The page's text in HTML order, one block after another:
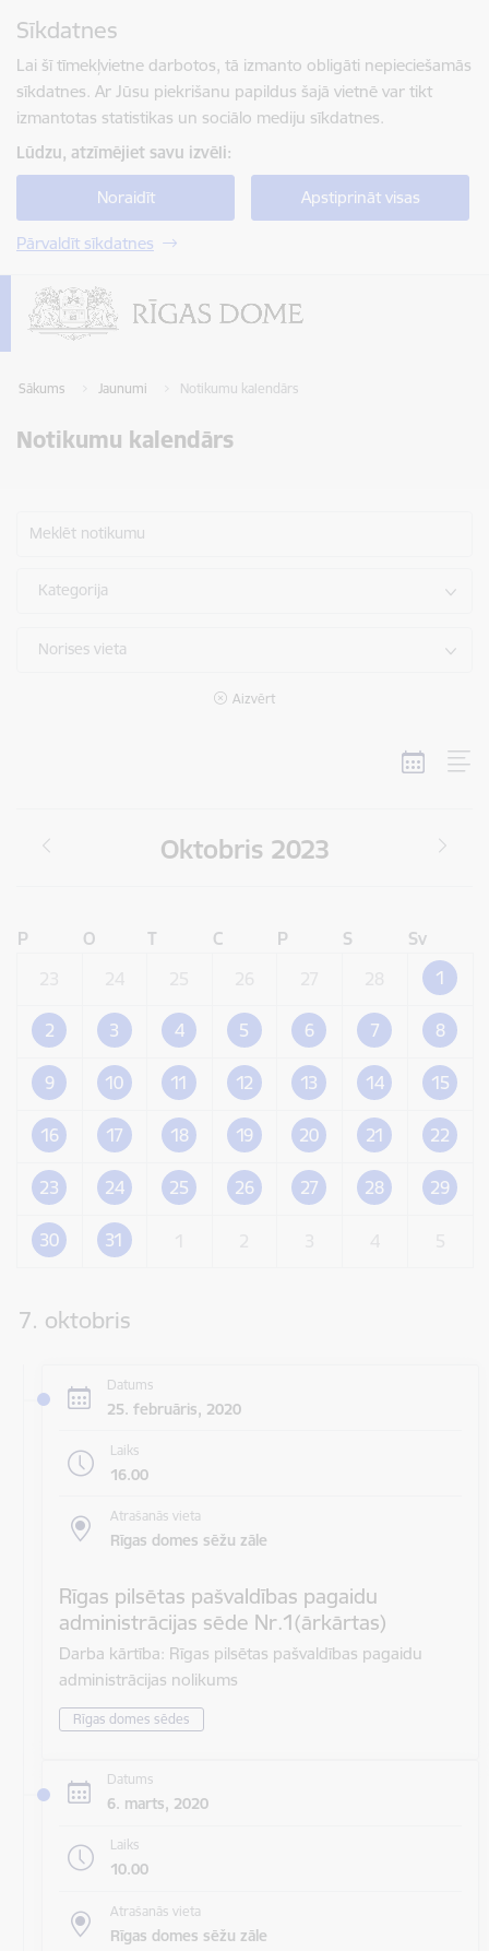
Sīkdatnes
Lai šī tīmekļvietne darbotos, tā izmanto obligāti nepieciešamās
sīkdatnes. Ar Jūsu piekrišanu papildus šajā vietnē var tikt
izmantotas statistikas un sociālo mediju sīkdatnes.
Lūdzu, atzīmējiet savu izvēli:
Noraidīt Apstiprināt visas
Pārvaldīt sīkdatnes
Sākums Jaunumi Notikumu kalendārs
Notikumu kalendārs
Meklēt notikumu
Kategorija
Norises vieta
Aizvērt
Oktobris 2023
P O T C P S
Sv
1
2 3 4 5 6 7 8
9 10 11 12 13 14 15
16 17 18 19 20 21 22
23 24 25 26 27 28 29
30 31
7. oktobris
Datums
25. februāris, 2020
Laiks
16.00
Atrašanās vieta
Rīgas domes sēžu zāle
Rīgas pilsētas pašvaldības pagaidu
administrācijas sēde Nr.1(ārkārtas)
Darba kārtība: Rīgas pilsētas pašvaldības pagaidu
administrācijas nolikums
Rīgas domes sēdes
Datums
6. marts, 2020
Laiks
10.00
Atrašanās vieta
Rīgas domes sēžu zāle